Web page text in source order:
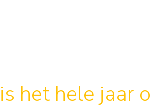
het hele jaar